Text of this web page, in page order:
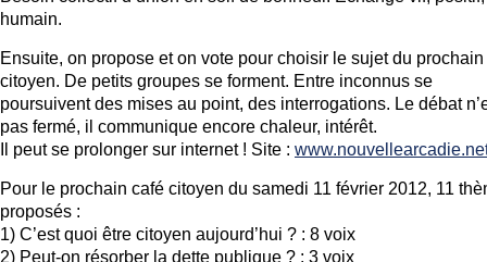
humain.
Ensuite, on propose et on vote pour choisir le sujet du prochain
citoyen. De petits groupes se forment. Entre inconnus se
poursuivent des mises au point, des interrogations. Le débat
pas fermé, il communique encore chaleur, intérêt.
Il peut se prolonger sur internet ! Site :
Pour le prochain café citoyen du samedi 11 février 2012, 11
proposés :
1) C’est quoi être citoyen aujourd’hui ? : 8 voix
2) Peut-on résorber la dette publique ? : 3 voix